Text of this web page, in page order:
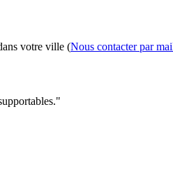
votre ville (Nous contacter par